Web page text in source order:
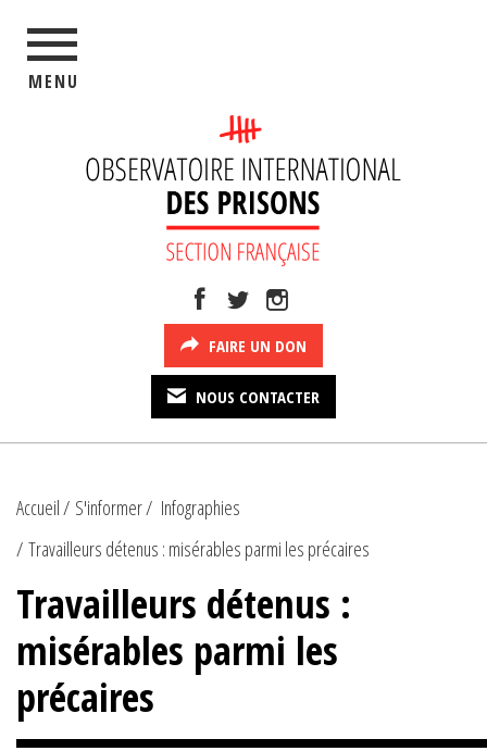
MENU
FAIRE UN DON
NOUS CONTACTER
Accueil S'informer
Infographies
Travailleurs détenus : misérables parmi les précaires
Travailleurs détenus :
misérables parmi les
précaires